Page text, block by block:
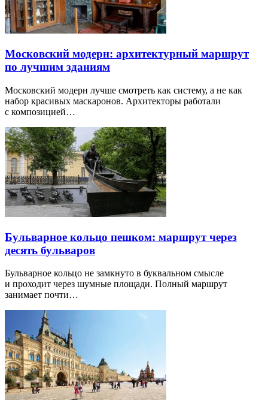
Московский модерн: архитектурный маршрут
по лучшим зданиям
Московский модерн лучше смотреть как систему, а не как
набор красивых маскаронов. Архитекторы работали
с композицией…
Бульварное кольцо пешком: маршрут через
десять бульваров
Бульварное кольцо не замкнуто в буквальном смысле
и проходит через шумные площади. Полный маршрут
занимает почти…